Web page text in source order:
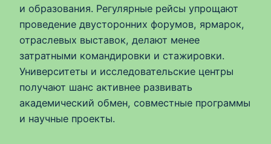
и образования. Регулярные рейсы упрощают
проведение двусторонних форумов, ярмарок,
отраслевых выставок, делают менее
затратными командировки и стажировки.
Университеты и исследовательские центры
получают шанс активнее развивать
академический обмен, совместные программы
и научные проекты.